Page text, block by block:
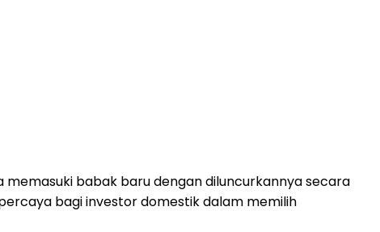
memasuki babak baru dengan diluncurkannya secara
bagi investor domestik dalam memilih